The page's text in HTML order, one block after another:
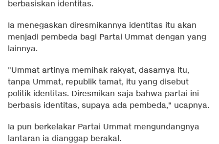
berbasiskan identitas.
Ia menegaskan diresmikannya identitas itu akan
menjadi pembeda bagi Partai Ummat dengan yang
lainnya.
"Ummat artinya memihak rakyat, dasarnya itu,
tanpa Ummat, republik tamat, itu yang disebut
politik identitas. Diresmikan saja bahwa partai ini
berbasis identitas, supaya ada pembeda," ucapnya.
Ia pun berkelakar Partai Ummat mengundangnya
lantaran ia dianggap berakal.